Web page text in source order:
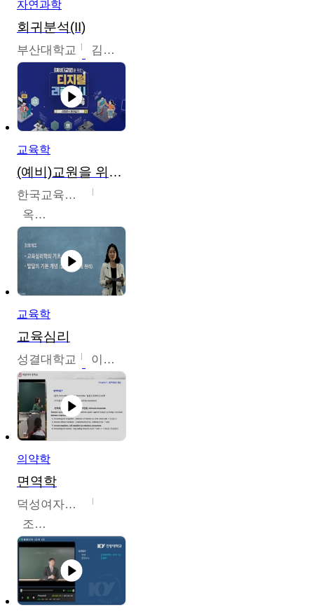
자연과학
회귀분석(II)
부산대학교 김충락
교육학
(예비)교원을 위한 디지털 리터러시 교육
한국교육학술정보원
옥현진
교육학
교육심리
성결대학교 이수경
의약학
면역학
덕성여자대학교
조효선